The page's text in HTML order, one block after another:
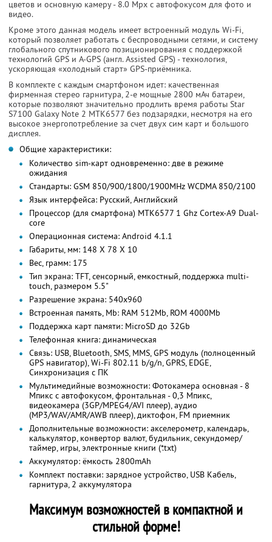
цветов и основную камеру - 8.0 Mpx с автофокусом для фото и
видео.
Кроме этого данная модель имеет встроенный модуль Wi-Fi,
который позволяет работать с беспроводными сетями, и систему
глобального спутникового позиционирования с поддержкой
технологий GPS и A-GPS (англ. Assisted GPS) - технология,
ускоряющая «холодный старт» GPS-приёмника.
В комплекте с каждым смартфоном идет: качественная
фирменная стерео гарнитура, 2-е мощные 2800 мАч батареи,
которые позволяют значительно продлить время работы Star
S7100 Galaxy Note 2 MTK6577 без подзарядки, несмотря на его
высокое энергопотребление за счет двух сим карт и большого
дисплея.
Общие характеристики:
Количество sim-карт одновременно: две в режиме
ожидания
Стандарты: GSM 850/900/1800/1900MHz WCDMA 850/2100
Язык интерфейса: Русский, Английский
Процессор (для смартфона) MTK6577 1 Ghz Cortex-A9 Dual-
core
Операционная система: Android 4.1.1
Габариты, мм: 148 X 78 X 10
Вес, грамм: 175
Тип экрана: TFT, сенсорный, емкостный, поддержка multi-
touch, размером 5.5"
Разрешение экрана: 540х960
Встроенная память, Mb: RAM 512Mb, ROM 4000Mb
Поддержка карт памяти: MicroSD до 32Gb
Телефонная книга: динамическая
Связь: USB, Bluetooth, SMS, MMS, GPS модуль (полноценный
GPS навигатор), Wi-Fi 802.11 b/g/n, GPRS, EDGE,
Синхронизация с ПК
Мультимедийные возможности: Фотокамера основная - 8
Мпикс с автофокусом, фронтальная - 0,3 Мпикс,
видеокамера (3GP/MPEG4/AVI плеер), аудио
(MP3/WAV/AMR/AWB плеер), диктофон, FM приемник
Дополнительные возможности: акселерометр, календарь,
калькулятор, конвертор валют, будильник, секундомер/
таймер, игры, электронные книги (*.txt)
Аккумулятор: ёмкость 2800mАh
Комплект поставки: зарядное устройство, USB Кабель,
гарнитура, 2 аккумулятора
Максимум возможностей в компактной и
стильной форме!